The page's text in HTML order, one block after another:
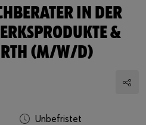
IN DER
&
(M/W/D)
Unbefristet